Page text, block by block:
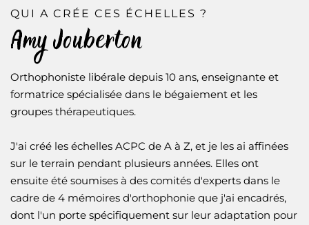
QUI A CRÉE CES ÉCHELLES ?
Amy Jouberton
Orthophoniste libérale depuis 10 ans, enseignante et
formatrice spécialisée dans le bégaiement et les
groupes thérapeutiques.
J'ai créé les échelles ACPC de A à Z, et je les ai affinées
sur le terrain pendant plusieurs années. Elles ont
ensuite été soumises à des comités d'experts dans le
cadre de 4 mémoires d'orthophonie que j'ai encadrés,
dont l'un porte spécifiquement sur leur adaptation pour